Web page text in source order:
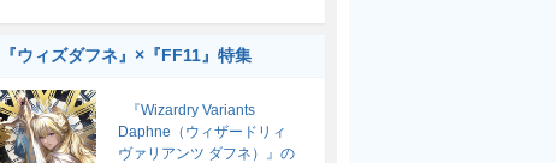
『ウィズダフネ』×『FF11』特集
『Wizardry Variants
Daphne（ウィザードリィ
ヴァリアンツ ダフネ）』の